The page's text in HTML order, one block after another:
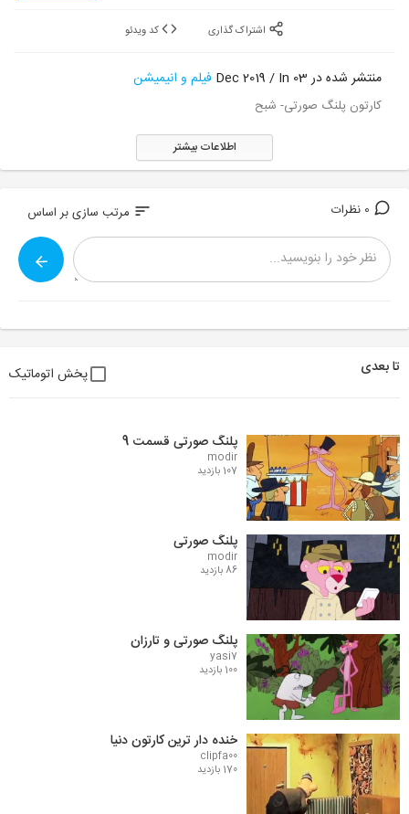
منتشر شده در 03 Dec 2019 / In فیلم و انیمیشن
کارتون پلنگ صورتی- شبح
اطلاعات بیشتر
sort مرتب سازی بر اساس
تا بعدی پخش اتوماتیک
پلنگ صورتی قسمت 9
modir
107 بازدید
پلنگ صورتی
modir
86 بازدید
پلنگ صورتی و تارزان
yasi7
100 بازدید
خنده دار ترین کارتون دنیا
clipfa00
170 بازدید